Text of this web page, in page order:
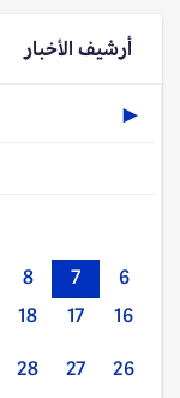
أرشيف الأخبار
◀
6
7
8
16
17
18
26
27
28